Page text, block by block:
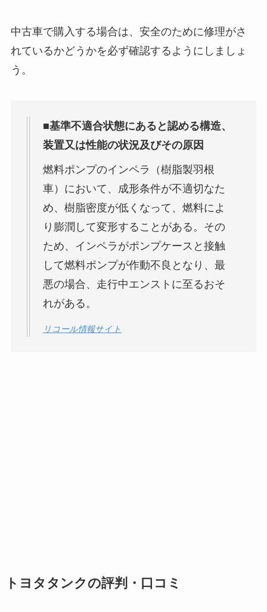
中古車で購入する場合は、安全のために修理がさ
れているかどうかを必ず確認するようにしましょ
う。
■基準不適合状態にあると認める構造、
装置又は性能の状況及びその原因
燃料ポンプのインペラ（樹脂製羽根
車）において、成形条件が不適切なた
め、樹脂密度が低くなって、燃料によ
り膨潤して変形することがある。その
ため、インペラがポンプケースと接触
して燃料ポンプが作動不良となり、最
悪の場合、走行中エンストに至るおそ
れがある。
リコール情報サイト
トヨタタンクの評判・口コミ